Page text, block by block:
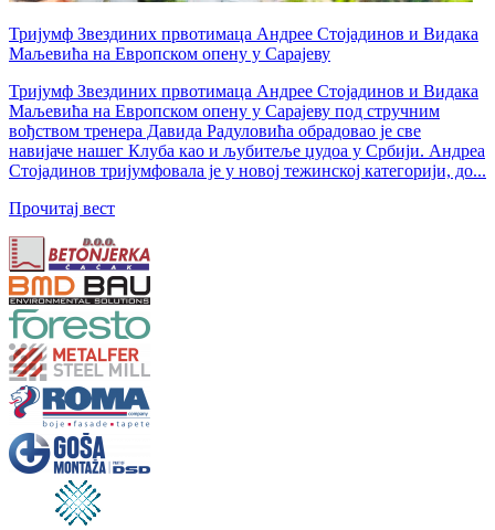
Тријумф Звездиних првотимаца Андрее Стојадинов и Видака
Маљевића на Европском опену у Сарајеву
Тријумф Звездиних првотимаца Андрее Стојадинов и Видака
Маљевића на Европском опену у Сарајеву под стручним
вођством тренера Давида Радуловића обрадовао је све
навијаче нашег Клуба као и љубитеље џудоа у Србији. Андреа
Стојадинов тријумфовала је у новој тежинској категорији, до...
Прочитај вест